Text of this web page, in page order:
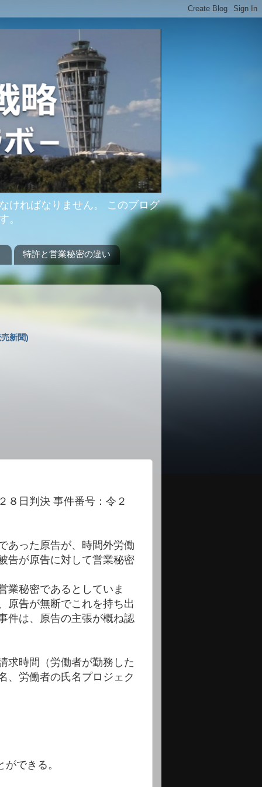
ければなりません。 このブログ
。
特許と営業秘密の違い
新聞)
８日判決 事件番号：令２
あった原告が、時間外労働
告が原告に対して営業秘密
業秘密であるとしていま
原告が無断でこれを持ち出
件は、原告の主張が概ね認
求時間（労働者が勤務した
、労働者の氏名プロジェク
できる。